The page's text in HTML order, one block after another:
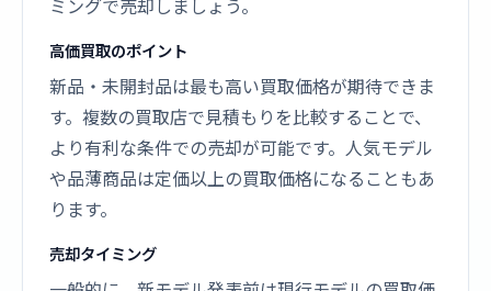
ミングで売却しましょう。
高価買取のポイント
新品・未開封品は最も高い買取価格が期待できま
す。複数の買取店で見積もりを比較することで、
より有利な条件での売却が可能です。人気モデル
や品薄商品は定価以上の買取価格になることもあ
ります。
売却タイミング